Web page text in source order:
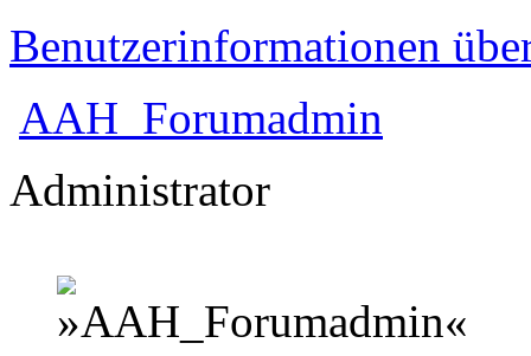
Benutzerinformationen
AAH_Forumadmin
Administrator